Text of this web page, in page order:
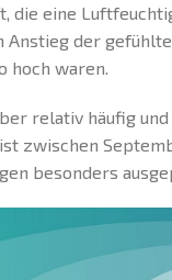
die eine
der
hoch waren.
relativ häufig
zwischen
besonders